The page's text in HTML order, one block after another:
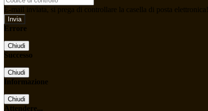
E-mail inviata, si prega di controllare la casella di posta elettronica!
Errore
Chiudi
Successo
Chiudi
Informazione
Chiudi
Attendere...